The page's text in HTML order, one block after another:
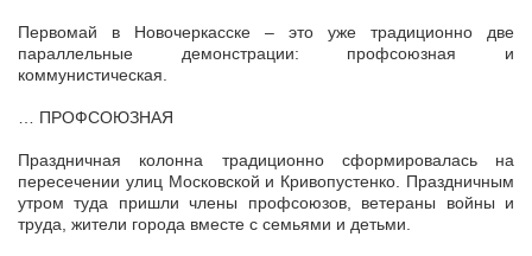
Первомай в Новочеркасске – это уже традиционно две
параллельные демонстрации: профсоюзная и
коммунистическая.
… ПРОФСОЮЗНАЯ
Праздничная колонна традиционно сформировалась на
пересечении улиц Московской и Кривопустенко. Праздничным
утром туда пришли члены профсоюзов, ветераны войны и
труда, жители города вместе с семьями и детьми.